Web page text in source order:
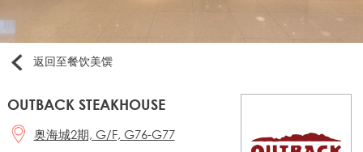
返回至餐饮美馔
OUTBACK STEAKHOUSE
奥海城2期, G/F, G76-G77